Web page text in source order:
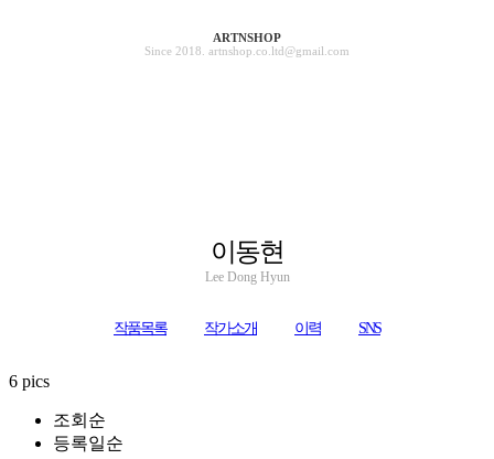
ARTNSHOP
Since 2018. artnshop.co.ltd@gmail.com
이동현
Lee Dong Hyun
작품목록 작가소개 이력 SNS
6 pics
조회순
등록일순